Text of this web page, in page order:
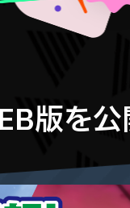
版を